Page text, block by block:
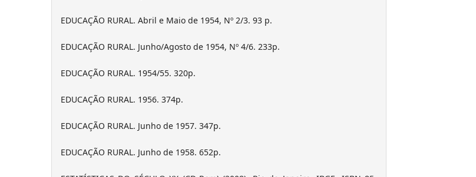
EDUCAÇÃO RURAL. Abril e Maio de 1954, Nº 2/3. 93 p.
EDUCAÇÃO RURAL. Junho/Agosto de 1954, Nº 4/6. 233p.
EDUCAÇÃO RURAL. 1954/55. 320p.
EDUCAÇÃO RURAL. 1956. 374p.
EDUCAÇÃO RURAL. Junho de 1957. 347p.
EDUCAÇÃO RURAL. Junho de 1958. 652p.